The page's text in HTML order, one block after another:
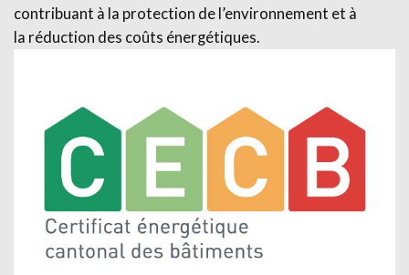
contribuant à la protection de l’environnement et à
la réduction des coûts énergétiques.